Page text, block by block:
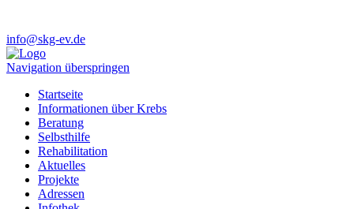
info@skg-ev.de
Navigation überspringen
Startseite
Informationen über Krebs
Beratung
Selbsthilfe
Rehabilitation
Aktuelles
Projekte
Adressen